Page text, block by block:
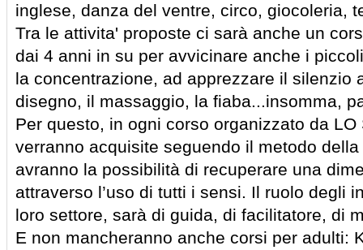
inglese, danza del ventre, circo, giocoleria,
Tra le attivita' proposte ci sarà anche un
dai 4 anni in su per avvicinare anche i
la concentrazione, ad apprezzare il silenzio
disegno, il massaggio, la fiaba...insomma,
Per questo, in ogni corso organizzato da
verranno acquisite seguendo il metodo
avranno la possibilità di recuperare una
attraverso l’uso di tutti i sensi. Il ruolo degli
loro settore, sarà di guida, di facilitatore, di
E non mancheranno anche corsi per adulti: